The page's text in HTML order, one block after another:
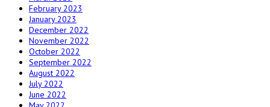
February 2023
January 2023
December 2022
November 2022
October 2022
September 2022
August 2022
July 2022
June 2022